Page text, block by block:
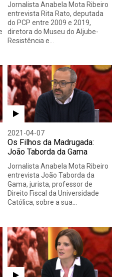
Jornalista Anabela Mota Ribeiro
entrevista Rita Rato, deputada
do PCP entre 2009 e 2019,
diretora do Museu do Aljube-
Resistência e…
2021-04-07
Os Filhos da Madrugada:
João Taborda da Gama
Jornalista Anabela Mota Ribeiro
entrevista João Taborda da
Gama, jurista, professor de
Direito Fiscal da Universidade
Católica, sobre a sua…